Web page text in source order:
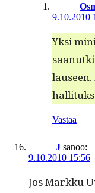
9.10.2010
Yksi
Vastaa
J sanoo:
9.10.2010 15:56
Jos Markku